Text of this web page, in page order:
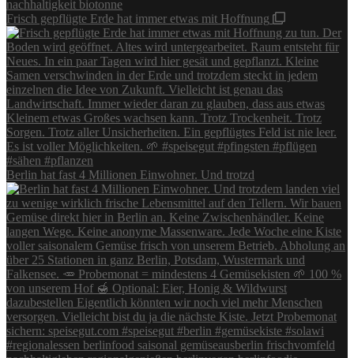
Frisch gepflügte Erde hat immer etwas mit Hoffnung
Berlin hat fast 4 Millionen Einwohner. Und trotzd